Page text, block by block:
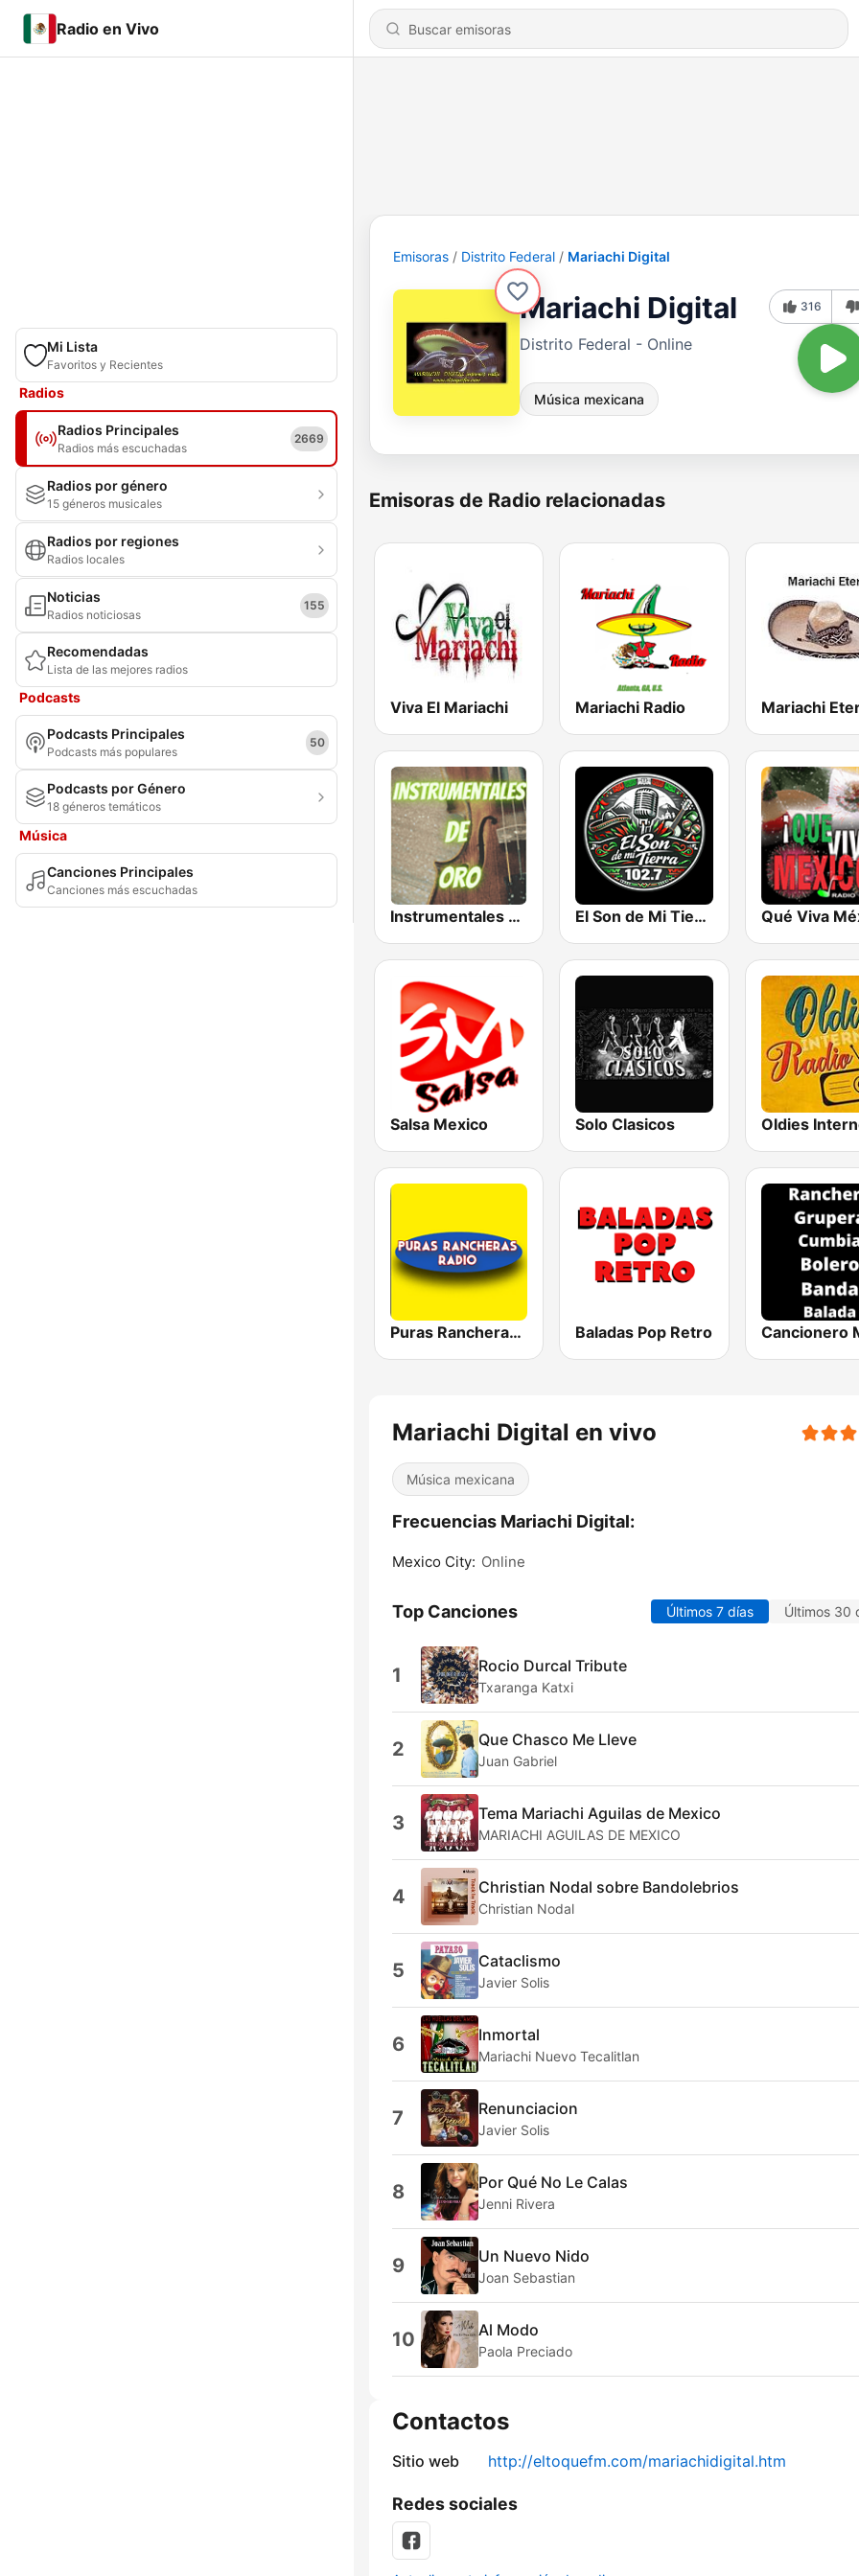
Radio en Vivo
Mi Lista
Favoritos y Recientes
Radios
Radios Principales
Radios más escuchadas
2669
Radios por género
15 géneros musicales
Radios por regiones
Radios locales
Noticias
Radios noticiosas
155
Recomendadas
Lista de las mejores radios
Podcasts
Podcasts Principales
Podcasts más populares
50
Podcasts por Género
18 géneros temáticos
Música
Canciones Principales
Canciones más escuchadas
Emisoras Distrito Federal Mariachi Digital
Mariachi Digital
Distrito Federal - Online
Música mexicana
316
Emisoras de Radio relacionadas
Viva El Mariachi Mariachi Radio Mariachi
Instrumentales de Oro Radio El Son de Mi Tierra
Salsa Mexico Solo Clasicos
Puras Rancheras Radio Baladas Pop Retro
Mariachi Digital en vivo
Música mexicana
Frecuencias Mariachi Digital:
Mexico City: Online
Top Canciones Últimos 7 días Últimos 30
1 Rocio Durcal Tribute
Txaranga Katxi
2 Que Chasco Me Lleve
Juan Gabriel
3 Tema Mariachi Aguilas de Mexico
MARIACHI AGUILAS DE MEXICO
4 Christian Nodal sobre Bandolebrios
Christian Nodal
5 Cataclismo
Javier Solis
6 Inmortal
Mariachi Nuevo Tecalitlan
7 Renunciacion
Javier Solis
8 Por Qué No Le Calas
Jenni Rivera
9 Un Nuevo Nido
Joan Sebastian
10 Al Modo
Paola Preciado
Contactos
Sitio web http://eltoquefm.com/mariachidigital.htm
Redes sociales